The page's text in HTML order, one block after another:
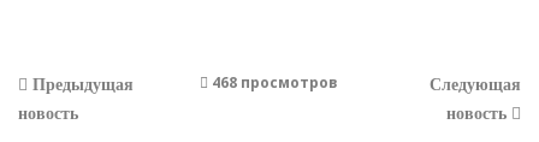
Предыдущая
новость
468 просмотров
Следующая
новость